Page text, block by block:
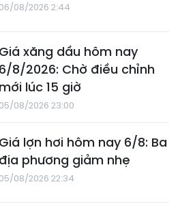
06/08/2026 2:44
Giá xăng dầu hôm nay
6/8/2026: Chờ điều chỉnh
mới lúc 15 giờ
05/08/2026 23:00
Giá lợn hơi hôm nay 6/8: Ba
địa phương giảm nhẹ
05/08/2026 22:34